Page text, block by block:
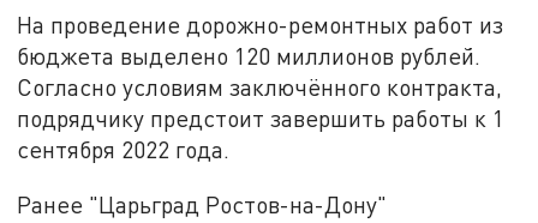
На проведение дорожно-ремонтных работ из
бюджета выделено 120 миллионов рублей.
Согласно условиям заключённого контракта,
подрядчику предстоит завершить работы к 1
сентября 2022 года.
Ранее "Царьград Ростов-на-Дону"